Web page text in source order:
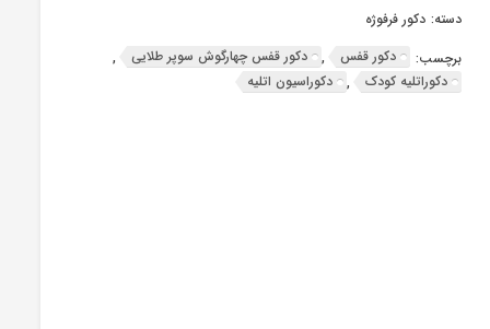
دسته: دکور فرفوژه
برچسب:
دکور قفس , دکور قفس چهارگوش سوپر طلایی
,
دکوراتلیه کودک
, دکوراسیون اتلیه